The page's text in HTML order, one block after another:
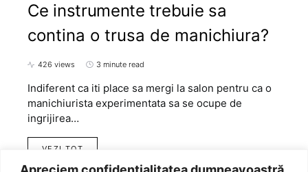
Ce instrumente trebuie sa
contina o trusa de manichiura?
426 views 3 minute read
Indiferent ca iti place sa mergi la salon pentru ca o
manichiurista experimentata sa se ocupe de
ingrijirea…
VEZI TOT